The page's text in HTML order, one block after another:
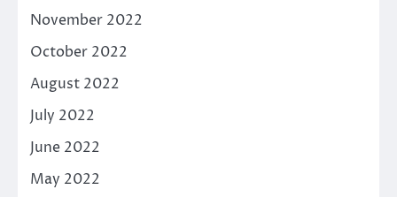
November 2022
October 2022
August 2022
July 2022
June 2022
May 2022